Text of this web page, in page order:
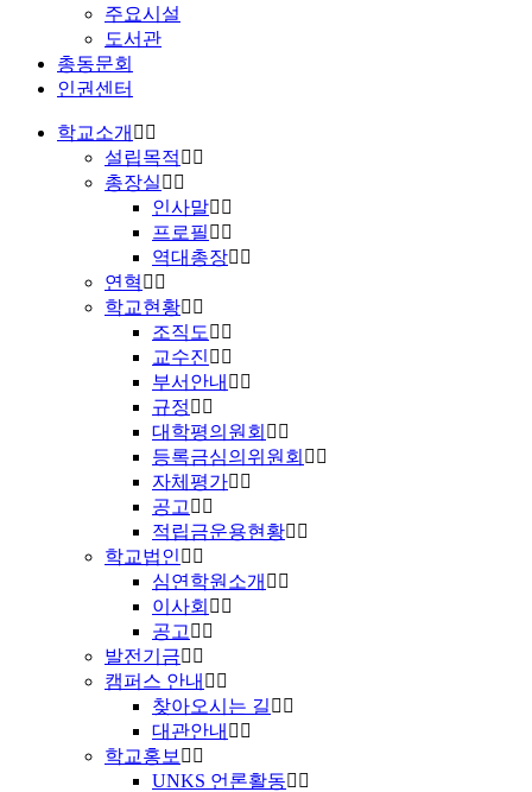
주요시설
도서관
총동문회
인권센터
학교소개
설립목적
총장실
인사말
프로필
역대총장
연혁
학교현황
조직도
교수진
부서안내
규정
대학평의원회
등록금심의위원회
자체평가
공고
적립금운용현황
학교법인
심연학원소개
이사회
공고
발전기금
캠퍼스 안내
찾아오시는 길
대관안내
학교홍보
UNKS 언론활동